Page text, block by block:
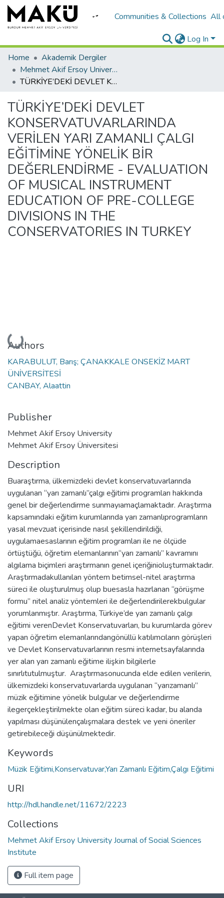
Communities & Collections All
Log In
Home
Akademik Dergiler
Mehmet Akif Ersoy University Journal of Social Sciences Institute
TÜRKİYE’DEKİ DEVLET KONSERVATUVARLARINDA VERİLEN YARI ZAMANLI ÇALGI EĞİTİMİNE YÖNELİK BİR DEĞERLENDİRME - EVALUATION OF MUSICAL INSTRUMENT EDUCATION OF PRE-COLLEGE DIVISIONS IN THE CONSERVATORIES IN TURKEY
TÜRKİYE’DEKİ DEVLET
KONSERVATUVARLARINDA
VERİLEN YARI ZAMANLI ÇALGI
EĞİTİMİNE YÖNELİK BİR
DEĞERLENDİRME - EVALUATION
OF MUSICAL INSTRUMENT
EDUCATION OF PRE-COLLEGE
DIVISIONS IN THE
CONSERVATORIES IN TURKEY
Loading...
Authors
KARABULUT, Barış; ÇANAKKALE ONSEKİZ MART
ÜNİVERSİTESİ
CANBAY, Alaattin
Publisher
Mehmet Akif Ersoy University
Mehmet Akif Ersoy Üniversitesi
Description
Buaraştırma, ülkemizdeki devlet konservatuvarlarında
uygulanan “yarı zamanlı”çalgı eğitimi programları hakkında
genel bir değerlendirme sunmayıamaçlamaktadır. Araştırma
kapsamındaki eğitim kurumlarında yarı zamanlıprogramların
yasal mevzuat içerisinde nasıl şekillendirildiği,
uygulamaesaslarının eğitim programları ile ne ölçüde
örtüştüğü, öğretim elemanlarının“yarı zamanlı” kavramını
algılama biçimleri araştırmanın genel içeriğinioluşturmaktadır.
Araştırmadakullanılan yöntem betimsel-nitel araştırma
süreci ile oluşturulmuş olup buesasla hazırlanan “görüşme
formu” nitel analiz yöntemleri ile değerlendirilerekbulgular
yorumlanmıştır. Araştırma, Türkiye’de yarı zamanlı çalgı
eğitimi verenDevlet Konservatuvarları, bu kurumlarda görev
yapan öğretim elemanlarındangönüllü katılımcıların görüşleri
ve Devlet Konservatuvarlarının resmi internetsayfalarında
yer alan yarı zamanlı eğitime ilişkin bilgilerle
sınırlıtutulmuştur. Araştırmasonucunda elde edilen verilerin,
ülkemizdeki konservatuvarlarda uygulanan “yarızamanlı”
müzik eğitimine yönelik bulgular ve değerlendirme
ilegerçekleştirilmekte olan eğitim süreci kadar, bu alanda
yapılması düşünülençalışmalara destek ve yeni öneriler
getirebileceği düşünülmektedir.
Keywords
Müzik Eğitimi,Konservatuvar,Yarı Zamanlı Eğitim,Çalgı Eğitimi
URI
http://hdl.handle.net/11672/2223
Collections
Mehmet Akif Ersoy University Journal of Social Sciences
Institute
Full item page